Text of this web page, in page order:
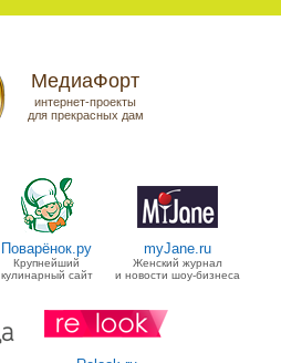
МедиаФорт
интернет-проекты
для прекрасных дам
Поварёнок.ру
Крупнейший
кулинарный сайт
myJane.ru
Женский журнал
и новости шоу-бизнеса